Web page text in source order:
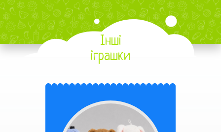
Інші
іграшки